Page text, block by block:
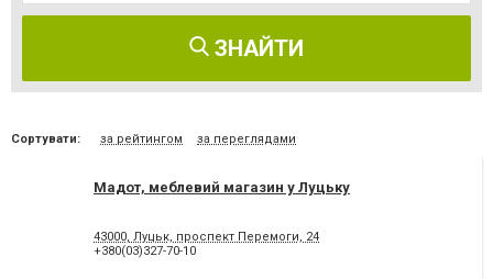
ЗНАЙТИ
Сортувати: за рейтингом за переглядами
Мадот, меблевий магазин у Луцьку
43000, Луцьк, проспект Перемоги, 24
+380(03)327-70-10